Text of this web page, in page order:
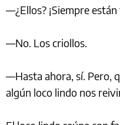
—¿Ellos? ¡Siempre
—No. Los criollos.
—Hasta ahora, sí. Pero,
algún loco lindo nos